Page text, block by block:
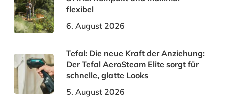
flexibel
6. August 2026
Tefal: Die neue Kraft der Anziehung:
Der Tefal AeroSteam Elite sorgt für
schnelle, glatte Looks
5. August 2026